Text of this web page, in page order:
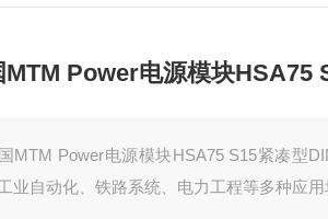
MTM Power电源模块HSA75
MTM Power电源模块HSA75 S15紧凑型
业自动化、铁路系统、电力工程等多种应用